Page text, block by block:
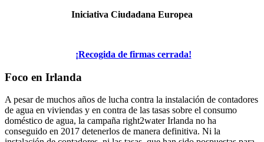
Iniciativa Ciudadana Europea
¡Recogida de firmas cerrada!
Foco en Irlanda
A pesar de muchos años de lucha contra la instalación de contadores
de agua en viviendas y en contra de las tasas sobre el consumo
doméstico de agua, la campaña right2water Irlanda no ha
conseguido en 2017 detenerlos de manera definitiva. Ni la